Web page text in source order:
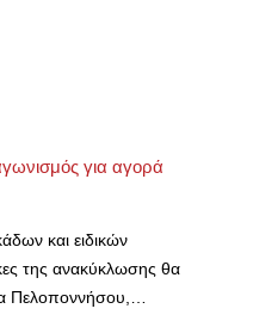
για αγορά
και ειδικών
της ανακύκλωσης θα
Πελοποννήσου,…